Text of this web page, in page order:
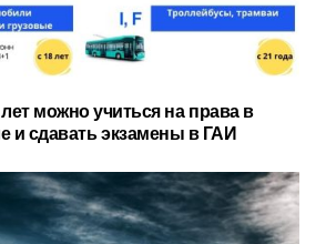
можно учиться на права в
и сдавать экзамены в ГАИ